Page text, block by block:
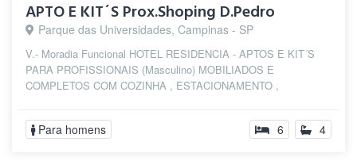
APTO E KIT´S Prox.Shoping D.Pedro
Parque das Universidades, Campinas - SP
V.- Moradia Funcional HOTEL RESIDENCIA - APTOS E KIT´S
PARA PROFISSIONAIS (Masculino) MOBILIADOS E
COMPLETOS COM COZINHA , ESTACIONAMENTO ,
Para homens 6 4